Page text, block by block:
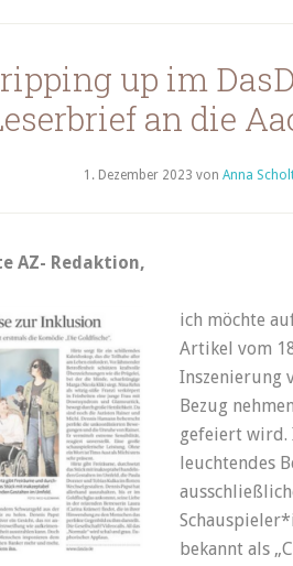
up im
an die
1. Dezember 2023 von Anna
AZ- Redaktion,
ich möchte
Artikel vom
Inszenierung
Bezug
gefeiert wird.
leuchtendes
ausschließ
bekannt als